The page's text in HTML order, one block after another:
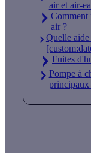
air et air-
Comment
air ?
Quelle
Fuites
Pompe à
principaux